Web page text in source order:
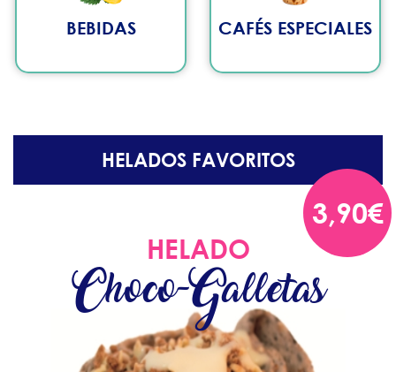
BEBIDAS CAFÉS ESPECIALES
HELADOS FAVORITOS
3,90€
HELADO
Choco-Galletas